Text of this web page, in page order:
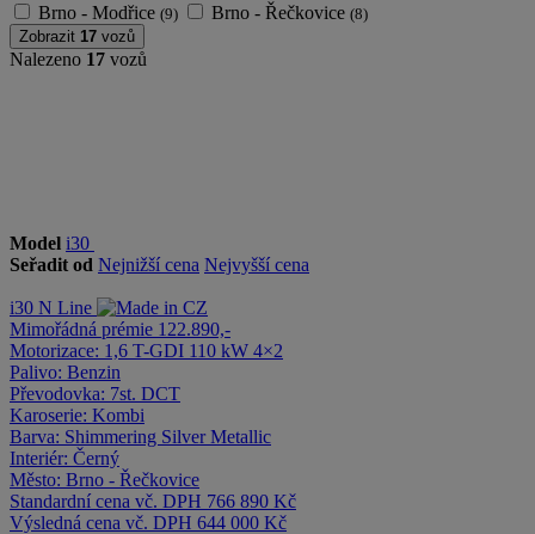
Brno - Modřice (9) Brno - Řečkovice (8)
Zobrazit 17 vozů
Nalezeno 17 vozů
Model i30
Seřadit od Nejnižší cena Nejvyšší cena
i30 N Line
Mimořádná prémie 122.890,-
Motorizace: 1,6 T-GDI 110 kW 4×2
Palivo: Benzin
Převodovka: 7st. DCT
Karoserie: Kombi
Barva: Shimmering Silver Metallic
Interiér: Černý
Město: Brno - Řečkovice
Standardní cena vč. DPH 766 890 Kč
Výsledná cena vč. DPH 644 000 Kč